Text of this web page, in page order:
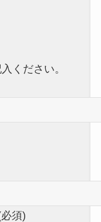
ください。
須)